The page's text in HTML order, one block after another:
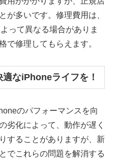
が多いです。修理費用は、
って異なる場合がありま
で修理してもらえます。
なiPhoneライフを！
のパフォーマンスを向
劣化によって、動作が遅く
することがありますが、新
でこれらの問題を解消する